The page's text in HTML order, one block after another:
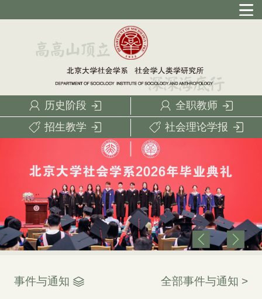
历史阶段
全职教师
招生教学
社会理论学报
事件与通知 全部事件与通知 >